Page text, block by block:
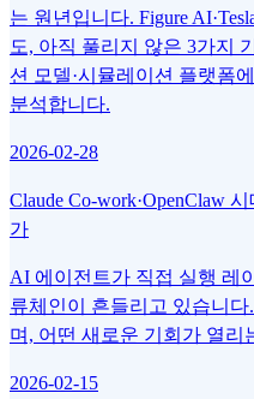
는 원년입니다. Figure
도, 아직 풀리지 않은 3가지
션 모델·시뮬레이션 플랫폼
분석합니다.
2026-02-28
Claude Co-work·OpenClaw
가
AI 에이전트가 직접 실행 레
류체인이 흔들리고 있습니
며, 어떤 새로운 기회가 열리
2026-02-15